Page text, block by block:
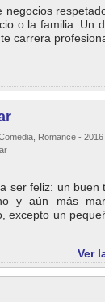
negocios
o la familia. Un
carrera
Romance - 2016
ser feliz: un
y aún más
excepto un
Ver